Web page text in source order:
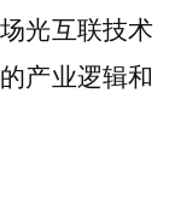
光互联技术
产业逻辑和